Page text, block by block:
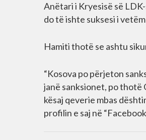
Anëtari i Kryesisë së
do të ishte suksesi i
Hamiti thotë se ashtu
“Kosova po përjeton
janë sanksionet, po thotë
kësaj qeverie mbas
profilin e saj në